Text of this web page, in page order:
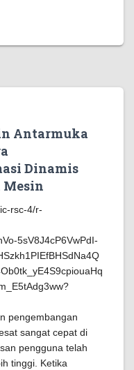
Antarmuka
Dinamis
Mesin
pengembangan
sangat cepat di
pengguna telah
tinggi. Ketika